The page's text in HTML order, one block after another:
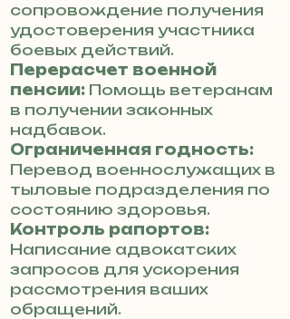
сопровождение получения
удостоверения участника
боевых действий.
Перерасчет военной
пенсии: Помощь ветеранам
в получении законных
надбавок.
Ограниченная годность:
Перевод военнослужащих в
тыловые подразделения по
состоянию здоровья.
Контроль рапортов:
Написание адвокатских
запросов для ускорения
рассмотрения ваших
обращений.